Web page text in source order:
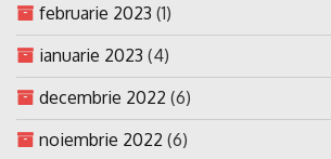
februarie 2023 (1)
ianuarie 2023 (4)
decembrie 2022 (6)
noiembrie 2022 (6)